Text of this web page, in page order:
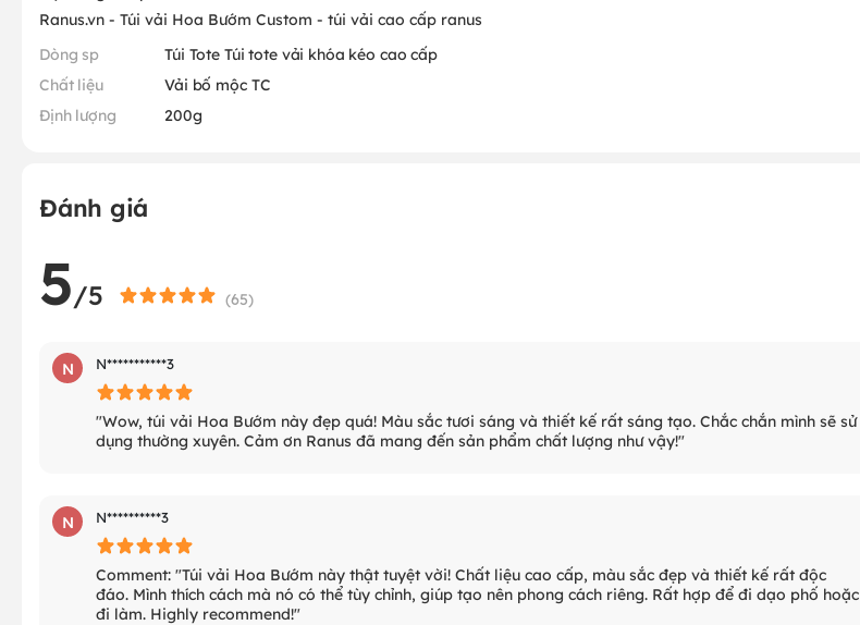
Ranus.vn - Túi vải Hoa Bướm Custom - túi vải cao cấp ranus
Dòng sp
Túi Tote Túi tote vải khóa kéo cao cấp
Chất liệu
Vải bố mộc TC
Định lượng
200g
Đánh giá
5/5 (65)
N N***********3
"Wow, túi vải Hoa Bướm này đẹp quá! Màu sắc tươi sáng và thiết kế rất sáng tạo. Chắc chắn mình sẽ sử
dụng thường xuyên. Cảm ơn Ranus đã mang đến sản phẩm chất lượng như vậy!"
N N**********3
Comment: "Túi vải Hoa Bướm này thật tuyệt vời! Chất liệu cao cấp, màu sắc đẹp và thiết kế rất độc
đáo. Mình thích cách mà nó có thể tùy chỉnh, giúp tạo nên phong cách riêng. Rất hợp để đi dạo phố hoặc
đi làm. Highly recommend!"